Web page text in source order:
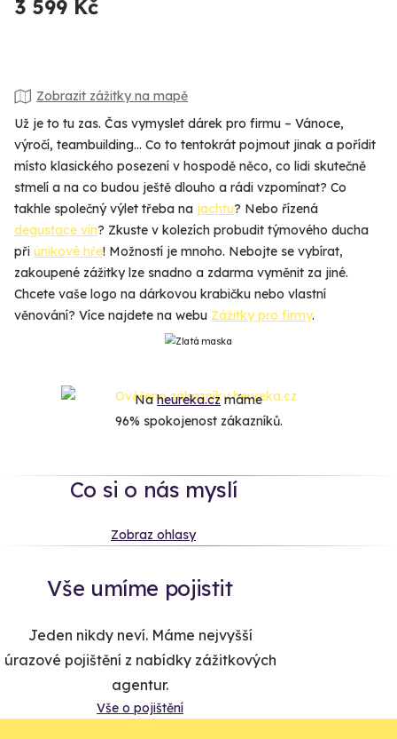
3 599 Kč
Zobrazit zážitky na mapě
Už je to tu zas. Čas vymyslet dárek pro firmu – Vánoce,
výročí, teambuilding... Co to tentokrát pojmout jinak a pořídit
místo klasického posezení v hospodě něco, co lidi skutečně
stmelí a na co budou ještě dlouho a rádi vzpomínat? Co
takhle společný výlet třeba na jachtu? Nebo řízená
degustace vín? Zkuste v kolezích probudit týmového ducha
při únikové hře! Možností je mnoho. Nebojte se vybírat,
zakoupené zážitky lze snadno a zdarma vyměnit za jiné.
Chcete vaše logo na dárkovou krabičku nebo vlastní
věnování? Více najdete na webu Zážitky pro firmy.
Naheureka.czmáme
96% spokojenost zákazníků.
Co si o nás myslí
Zobraz ohlasy
Vše umíme pojistit
Jeden nikdy neví. Máme nejvyšší
úrazové pojištění z nabídky zážitkových
agentur.
Vše o pojištění